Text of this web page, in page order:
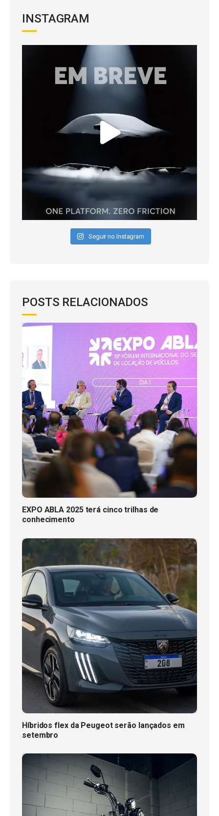
INSTAGRAM
Seguir no Instagram
POSTS RELACIONADOS
EXPO ABLA 2025 terá cinco trilhas de
conhecimento
Híbridos flex da Peugeot serão lançados em
setembro